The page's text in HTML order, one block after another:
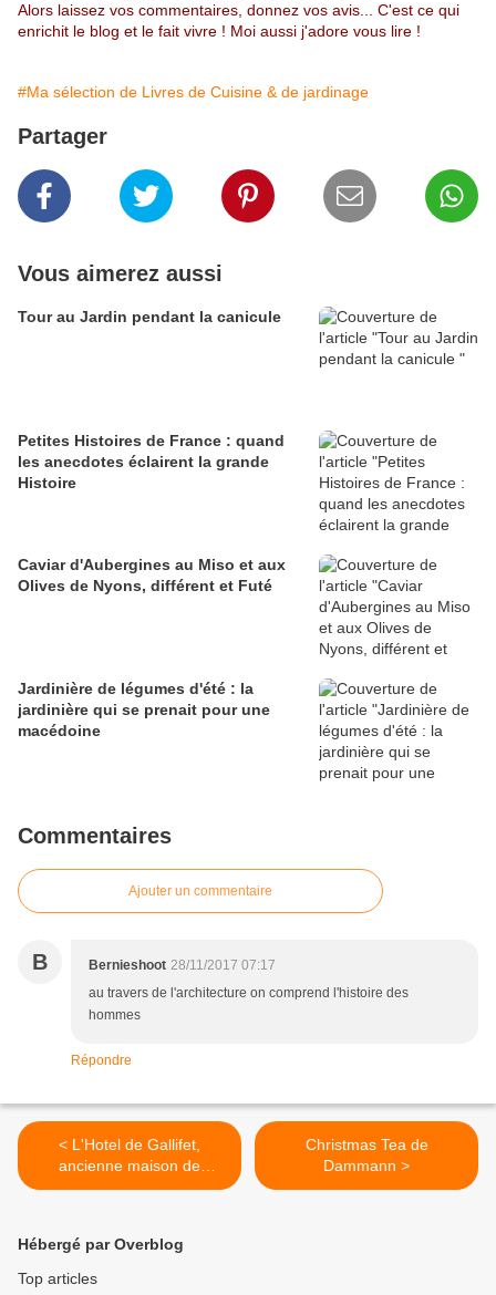
Alors laissez vos commentaires, donnez vos avis... C'est ce qui
enrichit le blog et le fait vivre ! Moi aussi j'adore vous lire !
#Ma sélection de Livres de Cuisine & de jardinage
Partager
Vous aimerez aussi
Tour au Jardin pendant la canicule
Petites Histoires de France : quand
les anecdotes éclairent la grande
Histoire
Caviar d'Aubergines au Miso et aux
Olives de Nyons, différent et Futé
Jardinière de légumes d'été : la
jardinière qui se prenait pour une
macédoine
Commentaires
Ajouter un commentaire
B Bernieshoot 28/11/2017 07:17
au travers de l'architecture on comprend l'histoire des
hommes
Répondre
< L'Hotel de Gallifet,
ancienne maison de
Talleyrand, ordre Colossal
Christmas Tea de
Dammann >
Hébergé par Overblog
Top articles